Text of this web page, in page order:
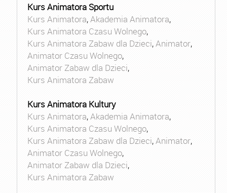
Kurs Animatora Sportu
Kurs Animatora,Akademia Animatora,
Kurs Animatora Czasu Wolnego,
Kurs Animatora Zabaw dla Dzieci,Animator,
Animator Czasu Wolnego,
Animator Zabaw dla Dzieci,
Kurs Animatora Zabaw
Kurs Animatora Kultury
Kurs Animatora,Akademia Animatora,
Kurs Animatora Czasu Wolnego,
Kurs Animatora Zabaw dla Dzieci,Animator,
Animator Czasu Wolnego,
Animator Zabaw dla Dzieci,
Kurs Animatora Zabaw